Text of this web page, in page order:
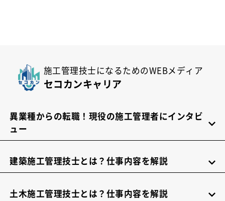
施工管理技士になるためのWEBメディア
セコカンキャリア
異業種からの転職！現役の施工管理者にインタビ
ュー
建築施工管理技士とは？仕事内容を解説
土木施工管理技士とは？仕事内容を解説